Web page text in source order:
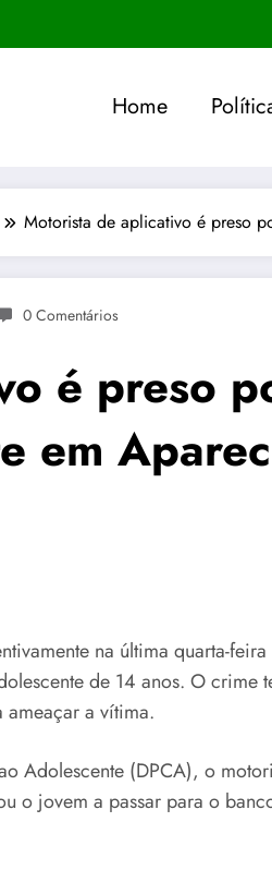
Home
Motorista de aplicativo é preso
0 Comentários
é preso
em
na última quarta-
de 14 anos. O
a vítima.
Adolescente (DPCA), o
o jovem a passar para o